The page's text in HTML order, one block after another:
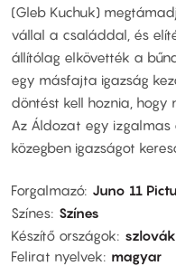
(Gleb Kuchuk)
vállal a családdal, és
állítólag elkövették a
egy másfajta igazság
döntést kell hoznia,
Az Áldozat egy
közegben igazságot
Forgalmazó Juno 11
Színes Színes
Készítő országok
szlovák
Felirat nyelvek
magyar